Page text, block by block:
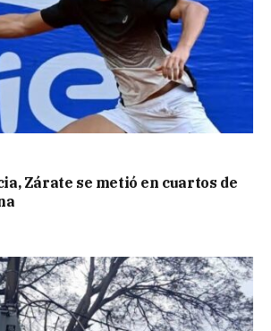
Zárate se metió en cuartos de